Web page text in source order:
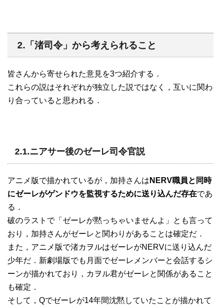
2.「渚司令」から考えられること
皆さんから寄せられた意見を3つ紹介する．
これらの説はそれぞれが独立した説ではなく，互いに関わ
り合っていると思われる．
2.1.ニアサー後のゼーレ司令官説
アニメ版で描かれているが，加持さんは NERV職員と同時
にゼーレがゲンドウを監視するために送り込んだ存在であ
る．
破のラストで「ゼーレが黙っちゃいませんよ」とも言って
おり，加持さんがゼーレと関わりがあることは確定だ．
また，アニメ版で渚カヲルはゼーレがNERVに送り込んだ
少年だ．新劇場版でも月面でゼーレメンバーと会話するシ
ーンが描かれており，カヲル君がゼーレと関係があること
も確定．
そして，Qでゼーレが14年間沈黙していたことが描かれて